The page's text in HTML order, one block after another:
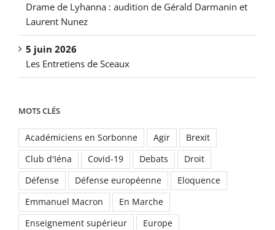
Drame de Lyhanna : audition de Gérald Darmanin et
Laurent Nunez
5 juin 2026
Les Entretiens de Sceaux
MOTS CLÉS
Académiciens en Sorbonne Agir
Brexit
Club d'Iéna
Covid-19 Debats
Droit
Défense
Défense européenne
Eloquence
Emmanuel Macron
En Marche
Enseignement supérieur
Europe